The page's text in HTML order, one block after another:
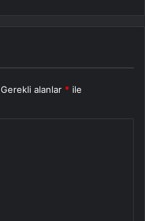
Gerekli alanlar * ile